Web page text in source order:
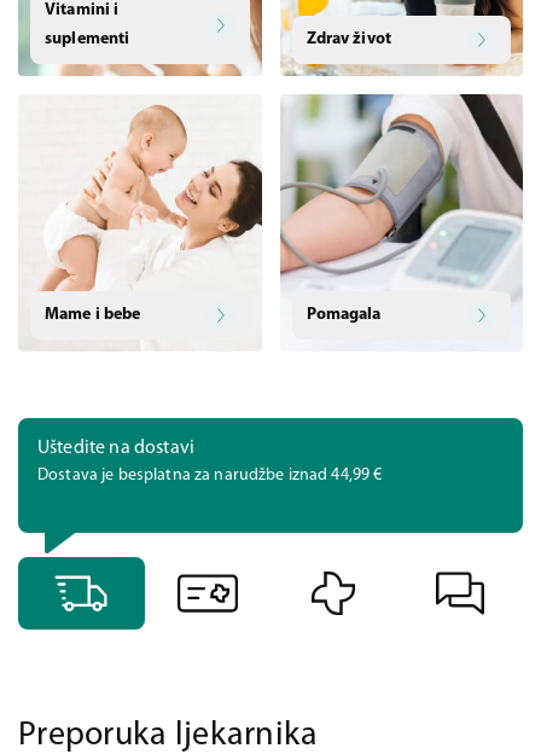
Vitamini i
suplementi
Zdrav život
Mame i bebe Pomagala
Uštedite na dostavi
Dostava je besplatna za narudžbe iznad 44,99 €
Preporuka ljekarnika